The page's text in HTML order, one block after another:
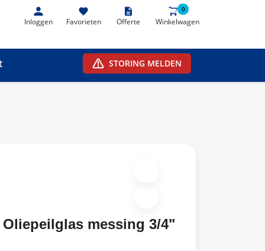
Inloggen Favorieten Offerte
0
Winkelwagen
STORING MELDEN
Oliepeilglas messing 3/4"